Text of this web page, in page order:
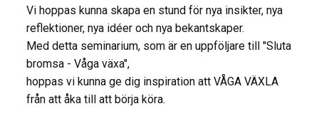
Vi hoppas kunna skapa en stund för nya insikter, nya
reflektioner, nya idéer och nya bekantskaper.
Med detta seminarium, som är en uppföljare till "Sluta
bromsa - Våga växa",
hoppas vi kunna ge dig inspiration att VÅGA VÄXLA
från att åka till att börja köra.